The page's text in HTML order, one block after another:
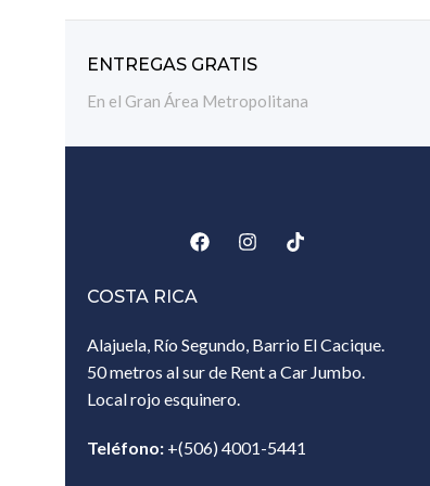
ENTREGAS GRATIS
En el Gran Área Metropolitana
COSTA RICA
Alajuela, Río Segundo, Barrio El Cacique.
50 metros al sur de Rent a Car Jumbo.
Local rojo esquinero.
Teléfono: +(506) 4001-5441